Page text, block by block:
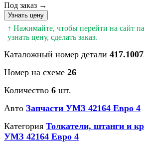
Под заказ →
Узнать цену
↑ Нажимайте, чтобы перейти на сайт
узнать цену, сделать заказ.
Каталожный номер детали
Номер на схеме 26
Количество 6 шт.
Авто Запчасти УМЗ 42164 Евро 4
Категория Толкатели, штанги и
УМЗ 42164 Евро 4